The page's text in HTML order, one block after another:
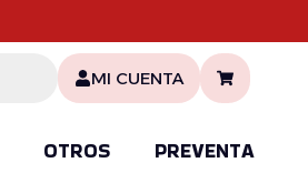
MI CUENTA
OTROS PREVENTA